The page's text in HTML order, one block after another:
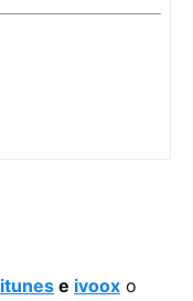
itunes e ivoox o